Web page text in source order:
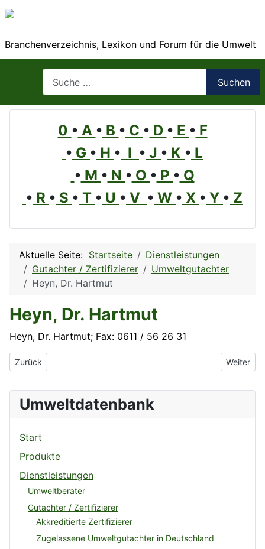
Branchenverzeichnis, Lexikon und Forum für die Umwelt
Suchen
0 • A • B • C • D • E • F
• G • H • I • J • K • L
• M • N • O • P • Q
• R • S • T • U • V • W • X • Y • Z
Aktuelle Seite: Startseite
Dienstleistungen
Gutachter / Zertifizierer
Umweltgutachter
Heyn, Dr. Hartmut
Heyn, Dr. Hartmut
Heyn, Dr. Hartmut; Fax: 0611 / 56 26 31
Vorheriger Beitrag: Herrmann, Kay
Zurück Nächster
Weiter
Umweltdatenbank
Start
Produkte
Dienstleistungen
Umweltberater
Gutachter / Zertifizierer
Akkreditierte Zertifizierer
Zugelassene Umweltgutachter in Deutschland